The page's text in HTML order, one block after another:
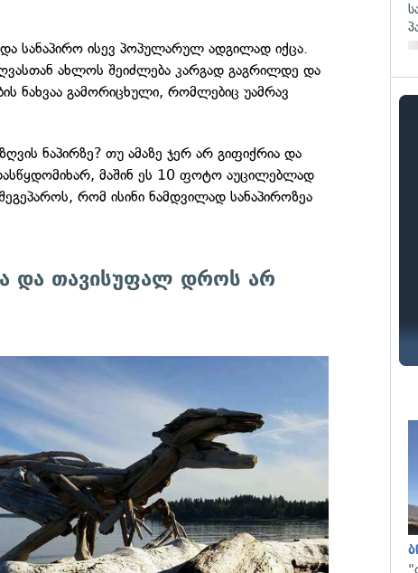
სანაპირო ისევ პოპულარულ ადგილად იქცა.
ახლოს შეიძლება კარგად გაგრილდე და
ნახვაა გამორიცხული, რომლებიც უამრავ
ნაპირზე? თუ ამაზე ჯერ არ გიფიქრია და
მაშინ ეს 10 ფოტო აუცილებლად
რომ ისინი ნამდვილად სანაპიროზეა
და თავისუფალ დროს არ